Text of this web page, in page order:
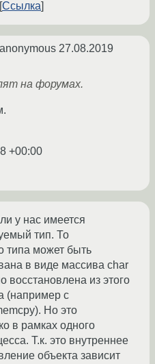
Ссылка
27.08.2019
на форумах.
+00:00
у нас имеется
тип. То
типа может быть
в виде массива char
восстановлена из этого
(например с
Но это
в рамках одного
Т.к. это внутреннее
объекта зависит